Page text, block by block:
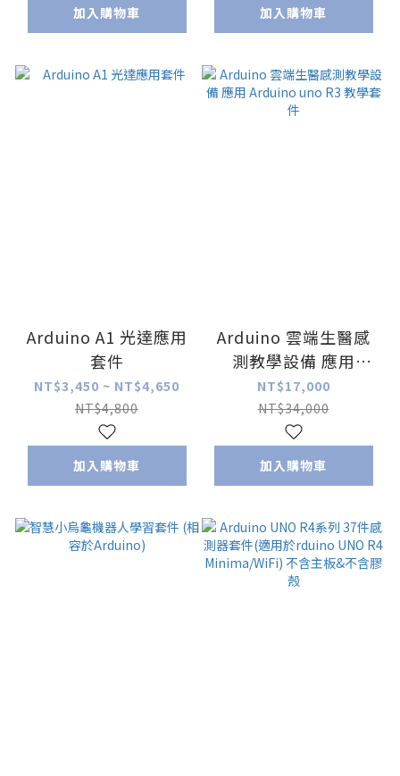
加入購物車 加入購物車
Arduino A1 光達應用
套件
NT$3,450 ~ NT$4,650
NT$4,800
加入購物車
Arduino 雲端生醫感
測教學設備 應用
Arduino uno R3 教學
套件
NT$17,000
NT$34,000
加入購物車